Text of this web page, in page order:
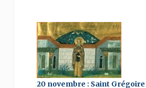
20 novembre : Saint Grégoire